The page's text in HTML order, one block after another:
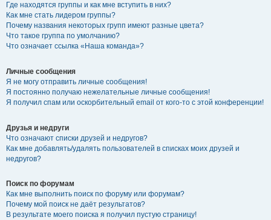
Где находятся группы и как мне вступить в них?
Как мне стать лидером группы?
Почему названия некоторых групп имеют разные цвета?
Что такое группа по умолчанию?
Что означает ссылка «Наша команда»?
Личные сообщения
Я не могу отправить личные сообщения!
Я постоянно получаю нежелательные личные сообщения!
Я получил спам или оскорбительный email от кого-то с этой конференции!
Друзья и недруги
Что означают списки друзей и недругов?
Как мне добавлять/удалять пользователей в списках моих друзей и
недругов?
Поиск по форумам
Как мне выполнить поиск по форуму или форумам?
Почему мой поиск не даёт результатов?
В результате моего поиска я получил пустую страницу!